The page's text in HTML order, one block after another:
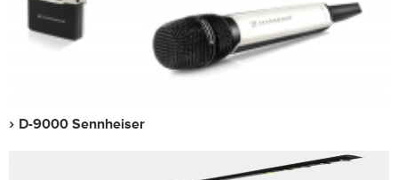
D-9000 Sennheiser